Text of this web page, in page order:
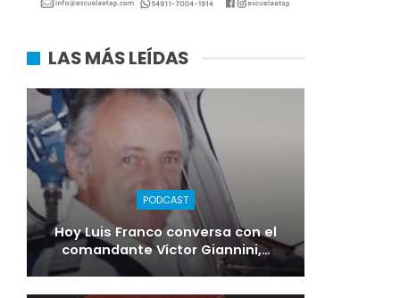
LAS MÁS LEÍDAS
PODCAST
Hoy Luis Franco conversa con el
comandante Víctor Giannini,…